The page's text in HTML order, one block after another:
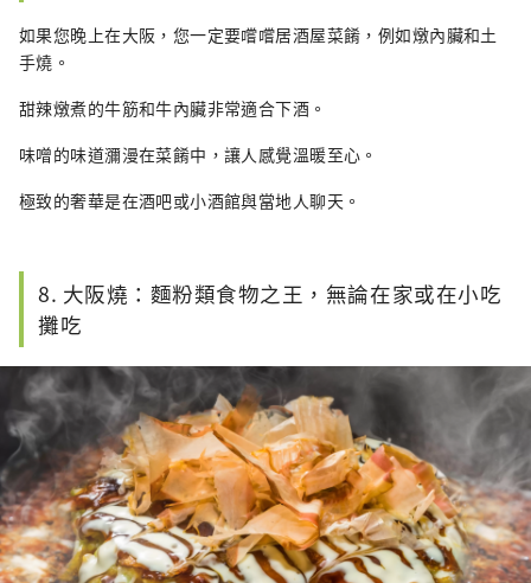
如果您晚上在大阪，您一定要嚐嚐居酒屋菜餚，例如燉內臟和土
手燒。
甜辣燉煮的牛筋和牛內臟非常適合下酒。
味噌的味道瀰漫在菜餚中，讓人感覺溫暖至心。
極致的奢華是在酒吧或小酒館與當地人聊天。
8. 大阪燒：麵粉類食物之王，無論在家或在小吃
攤吃